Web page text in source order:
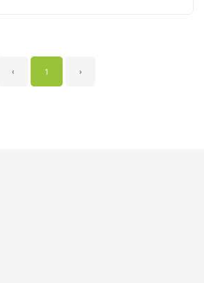
‹ 1 ›